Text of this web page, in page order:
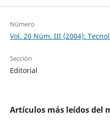
Número
Vol. 20 Núm. III (2004):
Sección
Editorial
Artículos más leídos del